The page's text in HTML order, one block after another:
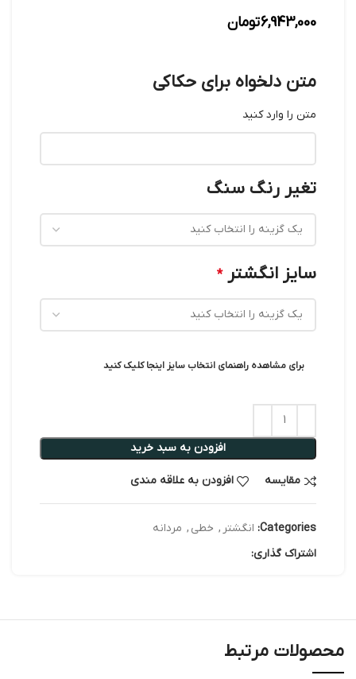
6,943,000تومان
متن دلخواه برای حکاکی
متن را وارد کنید
تغیر رنگ سنگ
سایز انگشتر*
برای مشاهده راهنمای انتخاب سایز اینجا کلیک کنید
افزودن به سبد خرید
مقایسه افزودن به علاقه مندی
Categories: انگشتر , خطی , مردانه
اشتراک گذاری:
محصولات مرتبط